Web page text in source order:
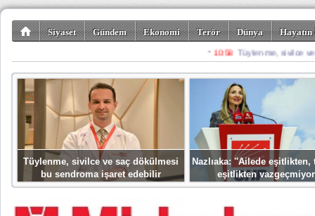
Siyaset Gündem Ekonomi Terör Dünya
Gezi-Turizm Spor Misafir
Tüylenme, sivilce ve saç dökülmesi
bu sendroma işaret edebilir
Nazlıaka: ''Ailede eşitlikten,
eşitlikten